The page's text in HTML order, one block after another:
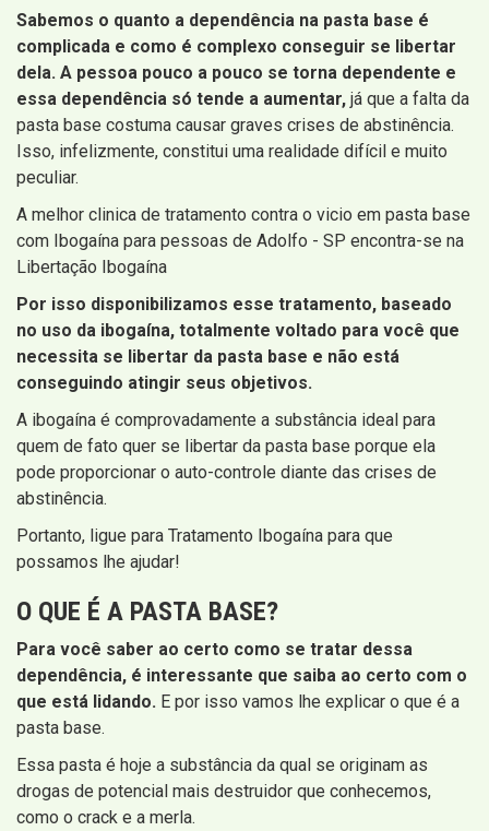
Sabemos o quanto a dependência na pasta base é
complicada e como é complexo conseguir se libertar
dela. A pessoa pouco a pouco se torna dependente e
essa dependência só tende a aumentar, já que a falta da
pasta base costuma causar graves crises de abstinência.
Isso, infelizmente, constitui uma realidade difícil e muito
peculiar.
A melhor clinica de tratamento contra o vicio em pasta base
com Ibogaína para pessoas de Adolfo - SP encontra-se na
Libertação Ibogaína
Por isso disponibilizamos esse tratamento, baseado
no uso da ibogaína, totalmente voltado para você que
necessita se libertar da pasta base e não está
conseguindo atingir seus objetivos.
A ibogaína é comprovadamente a substância ideal para
quem de fato quer se libertar da pasta base porque ela
pode proporcionar o auto-controle diante das crises de
abstinência.
Portanto, ligue para Tratamento Ibogaína para que
possamos lhe ajudar!
O QUE É A PASTA BASE?
Para você saber ao certo como se tratar dessa
dependência, é interessante que saiba ao certo com o
que está lidando. E por isso vamos lhe explicar o que é a
pasta base.
Essa pasta é hoje a substância da qual se originam as
drogas de potencial mais destruidor que conhecemos,
como o crack e a merla.